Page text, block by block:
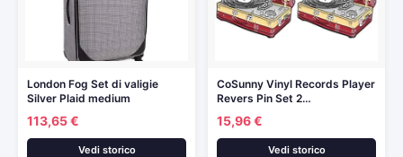
London Fog Set di valigie
Silver Plaid medium
113,65 €
Vedi storico
CoSunny Vinyl Records Player
Revers Pin Set 2…
15,96 €
Vedi storico